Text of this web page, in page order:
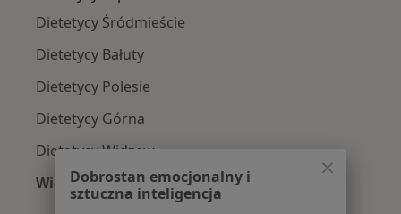
Dietetycy Śródmieście
Dietetycy Bałuty
Dietetycy Polesie
Dietetycy Górna
Dietetycy Widzew
Więcej (3)
Więcej w kategorii: Dietetycy w pobliżu
Dobrostan emocjonalny i
sztuczna inteligencja